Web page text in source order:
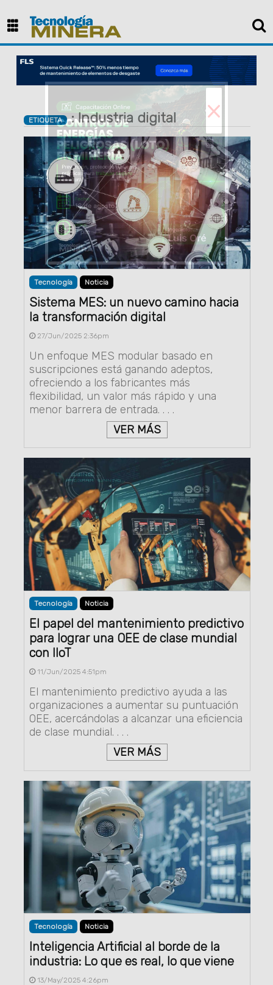
ETIQUETA : Industria digital
Tecnología Noticia
Sistema MES: un nuevo camino hacia
la transformación digital
27/Jun/2025 2:36pm
Un enfoque MES modular basado en
suscripciones está ganando adeptos,
ofreciendo a los fabricantes más
flexibilidad, un valor más rápido y una
menor barrera de entrada. . . .
VER MÁS
Tecnología Noticia
El papel del mantenimiento predictivo
para lograr una OEE de clase mundial
con IIoT
11/Jun/2025 4:51pm
El mantenimiento predictivo ayuda a las
organizaciones a aumentar su puntuación
OEE, acercándolas a alcanzar una eficiencia
de clase mundial. . . .
VER MÁS
Tecnología Noticia
Inteligencia Artificial al borde de la
industria: Lo que es real, lo que viene
13/May/2025 4:26pm
×